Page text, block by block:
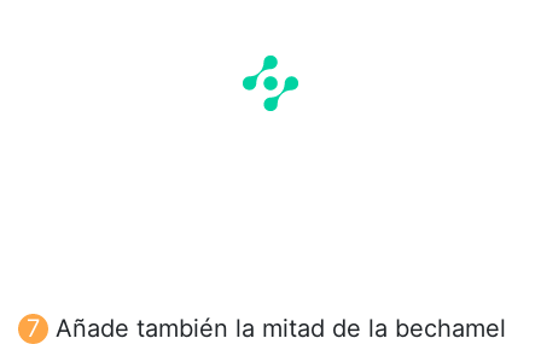
Añade también la mitad de la bechamel